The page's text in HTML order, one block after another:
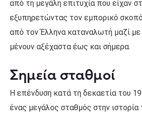
από τη μεγάλη επιτυχία που είχαν
εξυπηρετώντας τον εμπορικό
από τον Έλληνα καταναλωτή μαζί με
μένουν αξέχαστα έως και σήμερα.
Σημεία σταθμοί
Η επένδυση κατά τη δεκαετία του
ένας μεγάλος σταθμός στην ιστορία